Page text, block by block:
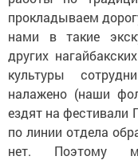
прокладываем
нами в такие
других
культуры
налажено (наши
ездят на фестивали
по линии отдела
нет. Поэтому